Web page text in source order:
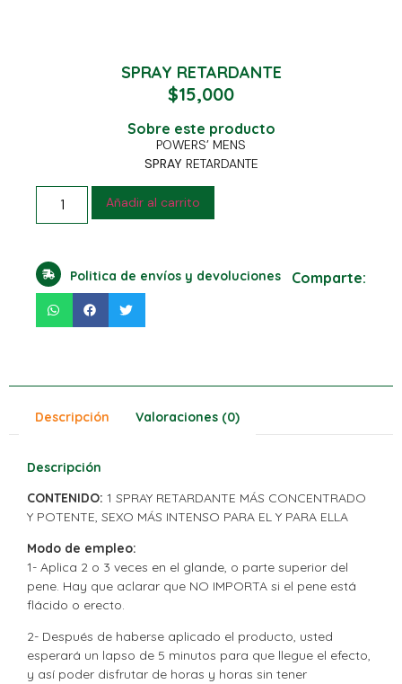
SPRAY RETARDANTE
$15,000
Sobre este producto
POWERS’ MENS
SPRAY RETARDANTE
Añadir al carrito
Politica de envíos y devoluciones Comparte:
Descripción Valoraciones (0)
Descripción
CONTENIDO: 1 SPRAY RETARDANTE MÁS CONCENTRADO
Y POTENTE, SEXO MÁS INTENSO PARA EL Y PARA ELLA
Modo de empleo:
1- Aplica 2 o 3 veces en el glande, o parte superior del
pene. Hay que aclarar que NO IMPORTA si el pene está
flácido o erecto.
2- Después de haberse aplicado el producto, usted
esperará un lapso de 5 minutos para que llegue el efecto,
y así poder disfrutar de horas y horas sin tener